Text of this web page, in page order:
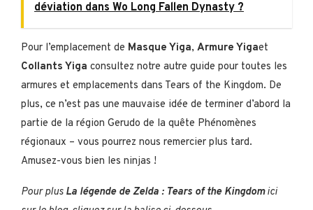
déviation dans Wo Long Fallen Dynasty ?
Pour l’emplacement de Masque Yiga, Armure Yigaet
Collants Yiga consultez notre autre guide pour toutes les
armures et emplacements dans Tears of the Kingdom. De
plus, ce n’est pas une mauvaise idée de terminer d’abord la
partie de la région Gerudo de la quête Phénomènes
régionaux – vous pourrez nous remercier plus tard.
Amusez-vous bien les ninjas !
Pour plus La légende de Zelda : Tears of the Kingdomici